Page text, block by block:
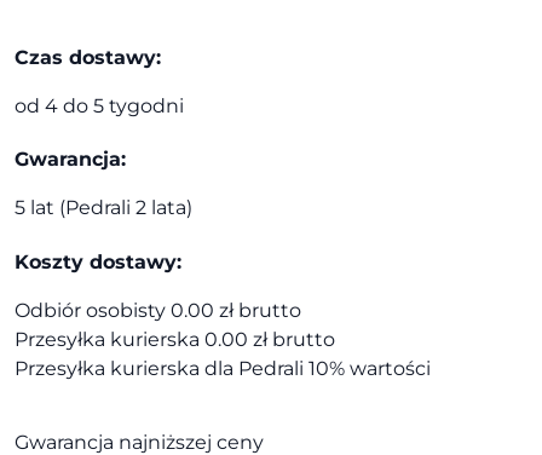
Czas dostawy:
od 4 do 5 tygodni
Gwarancja:
5 lat (Pedrali 2 lata)
Koszty dostawy:
Odbiór osobisty 0.00 zł brutto
Przesyłka kurierska 0.00 zł brutto
Przesyłka kurierska dla Pedrali 10% wartości
Gwarancja najniższej ceny